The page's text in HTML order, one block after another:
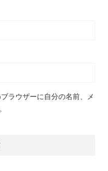
ラウザーに自分の名前、メ